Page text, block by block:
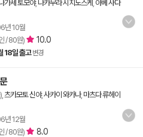
가세 토모야, 나카무라 시치노스케 아베 사다
년 10월
/ 80원) 10.0
18일 출고 변경
츠카모토 신야,사카이 와카나, 마츠다 류헤이
년 12월
/ 80원) 8.0